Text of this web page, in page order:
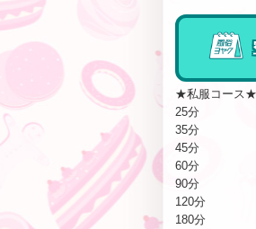
★私服コース★
25分
35分
45分
60分
90分
120分
180分